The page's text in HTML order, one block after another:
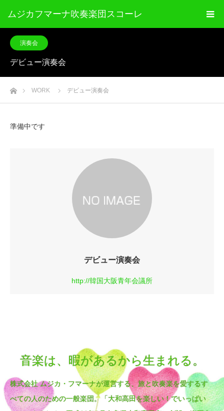
ムジカフマーナ吹奏楽団スコーレ
演奏会
デビュー演奏会
ホームWORK デビュー演奏会
準備中です
デビュー演奏会
http://韓国大阪青年会議所
音楽は、暇があるから生まれる。
株式会社 ムジカ・フマーナが運営する、旅と吹奏楽を愛するす
べての人のための一般楽団。「大和高田を楽しい！でいっぱい